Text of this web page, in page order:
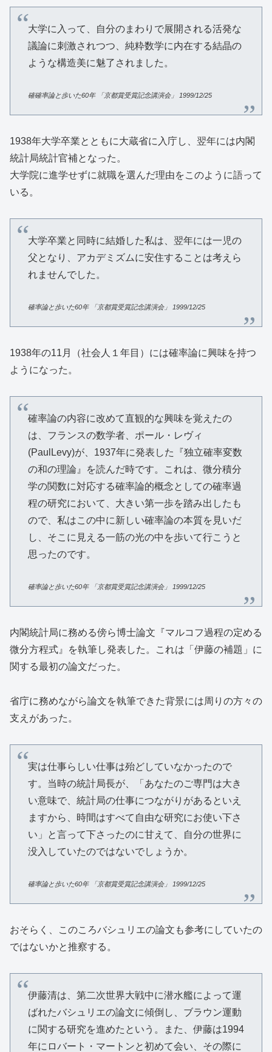
大学に入って、自分のまわりで展開される活発な
議論に刺激されつつ、純粋数学に内在する結晶の
ような構造美に魅了されました。
確確率論と歩いた60年 「京都賞受賞記念講演会」 1999/12/25
1938年大学卒業とともに大蔵省に入庁し、翌年には内閣
統計局統計官補となった。
大学院に進学せずに就職を選んだ理由をこのように語って
いる。
大学卒業と同時に結婚した私は、翌年には一児の
父となり、アカデミズムに安住することは考えら
れませんでした。
確率論と歩いた60年 「京都賞受賞記念講演会」 1999/12/25
1938年の11月（社会人１年目）には確率論に興味を持つ
ようになった。
確率論の内容に改めて直観的な興味を覚えたの
は、フランスの数学者、ポール・レヴィ
(PaulLevy)が、1937年に発表した『独立確率変数
の和の理論』を読んだ時です。これは、微分積分
学の関数に対応する確率論的概念としての確率過
程の研究において、大きい第一歩を踏み出したも
ので、私はこの中に新しい確率論の本質を見いだ
し、そこに見える一筋の光の中を歩いて行こうと
思ったのです。
確率論と歩いた60年 「京都賞受賞記念講演会」 1999/12/25
内閣統計局に務める傍ら博士論文『マルコフ過程の定める
微分方程式』を執筆し発表した。これは「伊藤の補題」に
関する最初の論文だった。
省庁に務めながら論文を執筆できた背景には周りの方々の
支えがあった。
実は仕事らしい仕事は殆どしていなかったので
す。当時の統計局長が、「あなたのご専門は大き
い意味で、統計局の仕事につながりがあるといえ
ますから、時間はすべて自由な研究にお使い下さ
い」と言って下さったのに甘えて、自分の世界に
没入していたのではないでしょうか。
確率論と歩いた60年 「京都賞受賞記念講演会」 1999/12/25
おそらく、このころバシュリエの論文も参考にしていたの
ではないかと推察する。
伊藤清は、第二次世界大戦中に潜水艦によって運
ばれたバシュリエの論文に傾倒し、ブラウン運動
に関する研究を進めたという。また、伊藤は1994
年にロバート・マートンと初めて会い、その際に